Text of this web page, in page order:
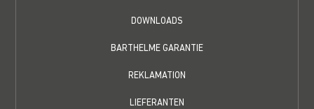
DOWNLOADS
BARTHELME GARANTIE
REKLAMATION
LIEFERANTEN